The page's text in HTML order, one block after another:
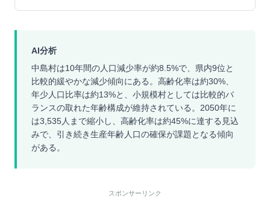
AI分析
中島村は10年間の人口減少率が約8.5%で、県内9位と
比較的緩やかな減少傾向にある。高齢化率は約30%、
年少人口比率は約13%と、小規模村としては比較的バ
ランスの取れた年齢構成が維持されている。2050年に
は3,535人まで縮小し、高齢化率は約45%に達する見込
みで、引き続き生産年齢人口の確保が課題となる傾向
がある。
スポンサーリンク